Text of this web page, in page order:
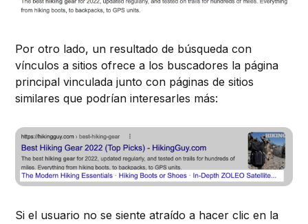
Por otro lado, un resultado de búsqueda con
vínculos a sitios ofrece a los buscadores la página
principal vinculada junto con páginas de sitios
similares que podrían interesarles más:
Si el usuario no se siente atraído a hacer clic en la